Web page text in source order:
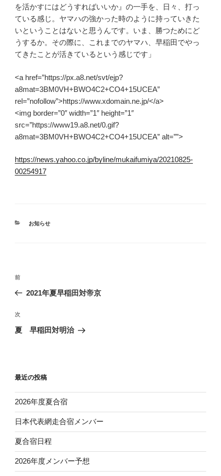
を活かすにはどうすればいいか』の一手を、日々、打っ
ている感じ。ヤマハの強かった時のように持っていきた
いということはないと思うんです。いま、勝つためにど
うするか。その際に、これまでのヤマハ、早稲田でやっ
てきたことが活きているという感じです」
<a href=”https://px.a8.net/svt/ejp?
a8mat=3BM0VH+BWO4C2+CO4+15UCEA”
rel=”nofollow”>https://www.xdomain.ne.jp/</a>
<img border=”0″ width=”1″ height=”1″
src=”https://www19.a8.net/0.gif?
a8mat=3BM0VH+BWO4C2+CO4+15UCEA” alt=””>
https://news.yahoo.co.jp/byline/mukaifumiya/20210825-
00254917
カ
お知らせ
投
ビ
ゲ
ン
前
の
稿
前
2021年夏早稲田対帝京
次
の
次
夏 早稲田対明治
最近の投稿
2026年度夏合宿
日本代表網走合宿メンバー
夏合宿日程
2026年度メンバー予想